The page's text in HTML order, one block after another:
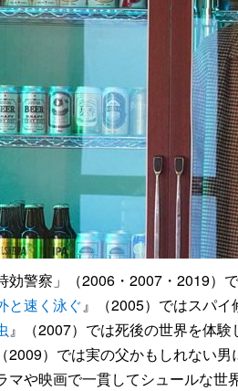
警察」（2006・2007・2019）
と速く泳ぐ』（2005）ではスパイ
』（2007）では死後の世界を体験
2009）では実の父かもしれない
や映画で一貫してシュールな世